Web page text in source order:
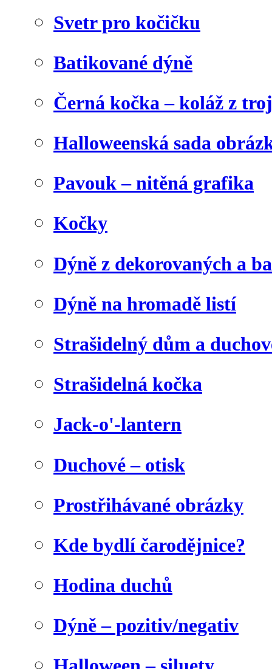
Svetr pro kočičku
Batikované dýně
Černá kočka – koláž z
Halloweenská sada
Pavouk – nitěná grafika
Kočky
Dýně z dekorovaných a
Dýně na hromadě listí
Strašidelný dům a
Strašidelná kočka
Jack-o'-lantern
Duchové – otisk
Prostřihávané obrázky
Kde bydlí čarodějnice?
Hodina duchů
Dýně – pozitiv/negativ